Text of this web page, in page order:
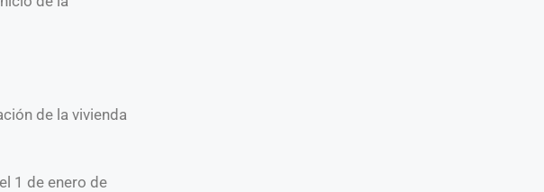
de la vivienda
1 de enero de